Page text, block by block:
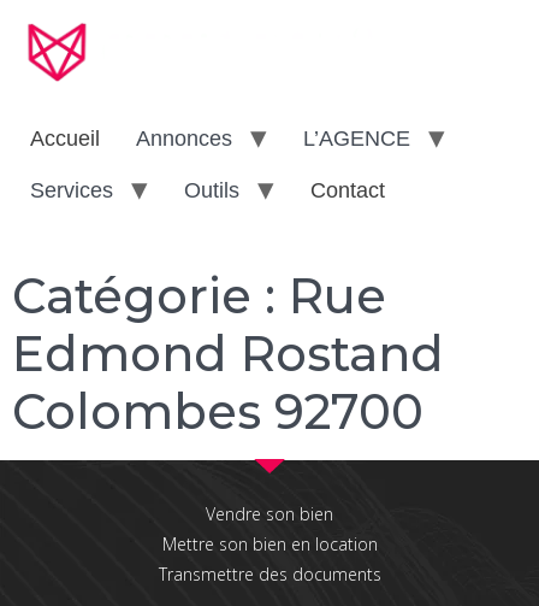
Accueil Annonces L’AGENCE
Services Outils Contact
Catégorie : Rue
Edmond Rostand
Colombes 92700
Vendre son bien
Mettre son bien en location
Transmettre des documents